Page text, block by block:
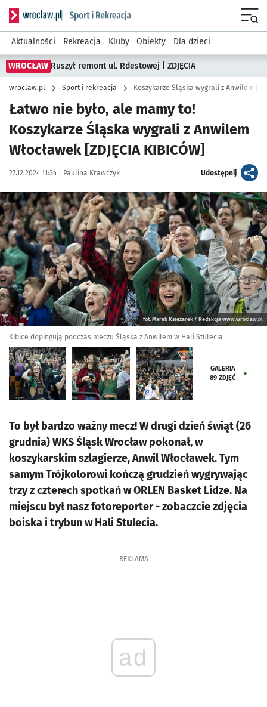
Serwis informacyjny wroclaw.pl podserwis: Sport i rekreacja
Aktualności Rekreacja Kluby Obiekty Dla dzieci
WROCŁAW Ruszył remont ul. Rdestowej | ZDJĘCIA
wroclaw.pl Sport i rekreacja Koszykarze Śląska wygrali z Anwilem
Łatwo nie było, ale mamy to!
Koszykarze Śląska wygrali z Anwilem
Włocławek [ZDJĘCIA KIBICÓW]
Data publikacji:
27.12.2024 11:34 | Autor:
Paulina Krawczyk Udostępnijartykuł
Kliknij, aby zobaczyć galerię
fot. Marek Księżarek / Redakcja www.wroclaw.pl
Kibice dopingują podczas meczu Śląska z Anwilem w Hali Stulecia
GALERIA
89 ZDJĘĆ
To był bardzo ważny mecz! W drugi dzień świąt (26
grudnia) WKS Śląsk Wrocław pokonał, w
koszykarskim szlagierze, Anwil Włocławek. Tym
samym Trójkolorowi kończą grudzień wygrywając
trzy z czterech spotkań w ORLEN Basket Lidze. Na
miejscu był nasz fotoreporter - zobaczcie zdjęcia
boiska i trybun w Hali Stulecia.
REKLAMA
ad